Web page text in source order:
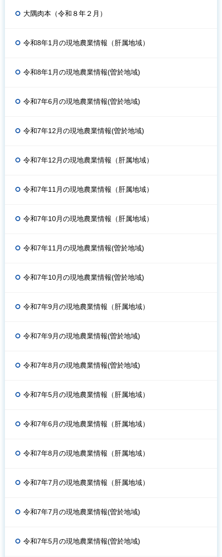
大隅肉本（令和８年２月）
令和8年1月の現地農業情報（肝属地域）
令和8年1月の現地農業情報(曽於地域)
令和7年6月の現地農業情報(曽於地域)
令和7年12月の現地農業情報(曽於地域)
令和7年12月の現地農業情報（肝属地域）
令和7年11月の現地農業情報（肝属地域）
令和7年10月の現地農業情報（肝属地域）
令和7年11月の現地農業情報(曽於地域)
令和7年10月の現地農業情報(曽於地域)
令和7年9月の現地農業情報（肝属地域）
令和7年9月の現地農業情報(曽於地域)
令和7年8月の現地農業情報(曽於地域)
令和7年5月の現地農業情報（肝属地域）
令和7年6月の現地農業情報（肝属地域）
令和7年8月の現地農業情報（肝属地域）
令和7年7月の現地農業情報（肝属地域）
令和7年7月の現地農業情報(曽於地域)
令和7年5月の現地農業情報(曽於地域)